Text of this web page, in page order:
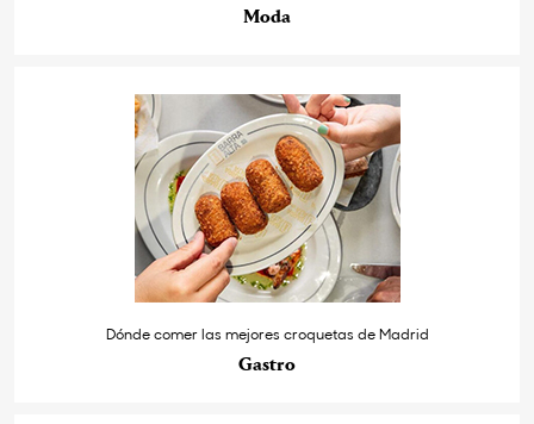
Moda
Dónde comer las mejores croquetas de Madrid
Gastro